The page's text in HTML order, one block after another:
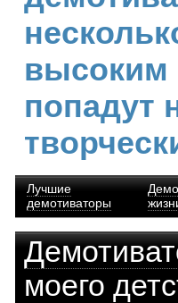
высоким
попадут
Лучшие
демотиваторы
моего